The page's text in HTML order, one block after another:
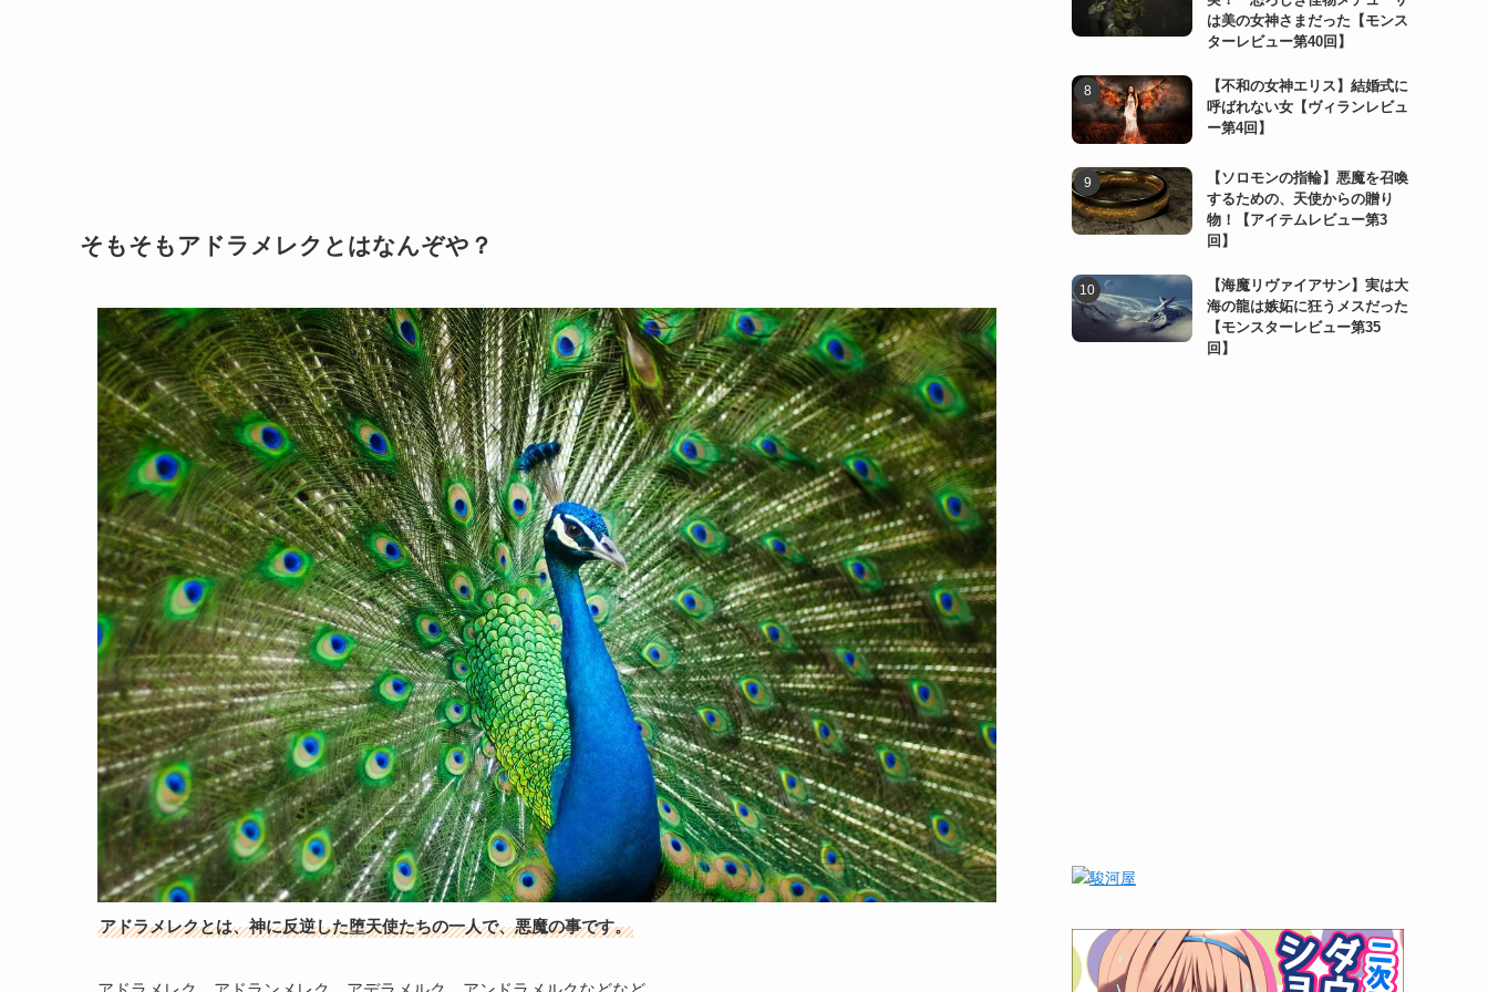
そもそもアドラメレクとはなんぞや？
アドラメレクとは、神に反逆した堕天使たちの一人で、悪魔の事です。
は美の女神さまだった【モンス
ターレビュー第40回】
【不和の女神エリス】結婚式に
呼ばれない女【ヴィランレビュ
ー第4回】
【ソロモンの指輪】悪魔を召喚
するための、天使からの贈り
物！【アイテムレビュー第3
回】
【海魔リヴァイアサン】実は大
海の龍は嫉妬に狂うメスだった
【モンスターレビュー第35
回】